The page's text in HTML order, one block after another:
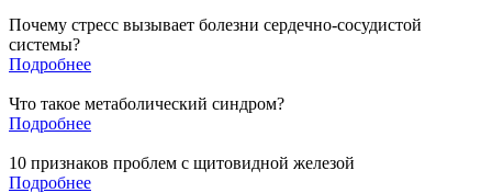
Почему стресс вызывает болезни сердечно-сосудистой
системы?
Подробнее
Что такое метаболический синдром?
Подробнее
10 признаков проблем с щитовидной железой
Подробнее